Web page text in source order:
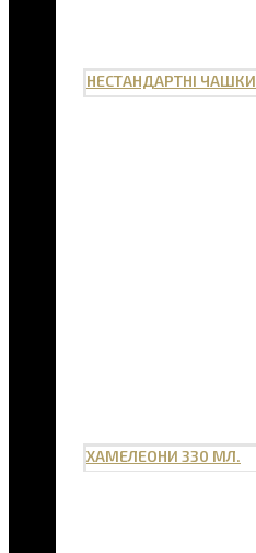
НЕСТАНДАРТНІ ЧАШКИ
ХАМЕЛЕОНИ 330 МЛ.